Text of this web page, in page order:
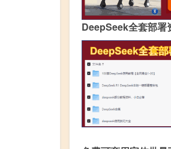
DeepSeek全套部署